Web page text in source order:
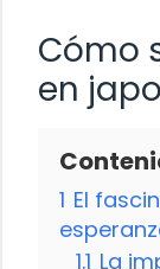
Cómo
en
1 El
1.1 La